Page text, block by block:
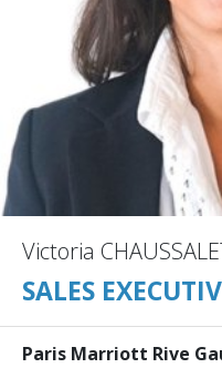
Victoria
SALES
Paris Marriott Rive